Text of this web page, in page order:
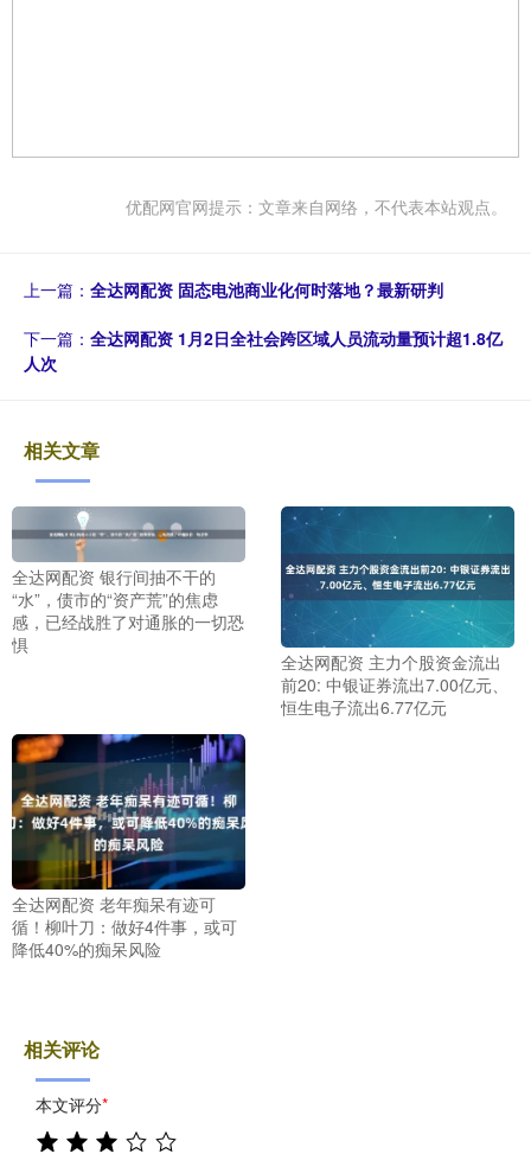
优配网官网提示：文章来自网络，不代表本站观点。
上一篇： 全达网配资 固态电池商业化何时落地？最新研判
下一篇： 全达网配资 1月2日全社会跨区域人员流动量预计超1.8亿
人次
相关文章
全达网配资 银行间抽不干的
“水”，债市的“资产荒”的焦虑
感，已经战胜了对通胀的一切恐
惧
全达网配资 主力个股资金流出
前20: 中银证券流出7.00亿元、
恒生电子流出6.77亿元
全达网配资 老年痴呆有迹可
循！柳叶刀：做好4件事，或可
降低40%的痴呆风险
相关评论
本文评分*